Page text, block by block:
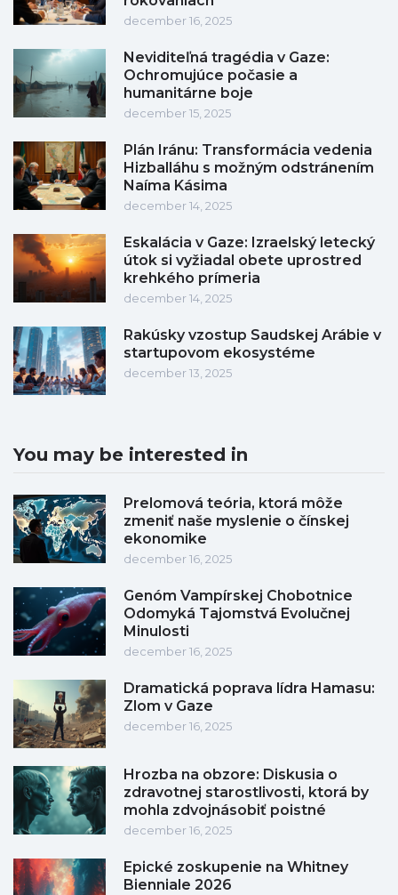
december 16, 2025
Neviditeľná tragédia v Gaze:
Ochromujúce počasie a
humanitárne boje
december 15, 2025
Plán Iránu: Transformácia vedenia
Hizballáhu s možným odstránením
Naíma Kásima
december 14, 2025
Eskalácia v Gaze: Izraelský letecký
útok si vyžiadal obete uprostred
krehkého prímeria
december 14, 2025
Rakúsky vzostup Saudskej Arábie v
startupovom ekosystéme
december 13, 2025
You may be interested in
Prelomová teória, ktorá môže
zmeniť naše myslenie o čínskej
ekonomike
december 16, 2025
Genóm Vampírskej Chobotnice
Odomyká Tajomstvá Evolučnej
Minulosti
december 16, 2025
Dramatická poprava lídra Hamasu:
Zlom v Gaze
december 16, 2025
Hrozba na obzore: Diskusia o
zdravotnej starostlivosti, ktorá by
mohla zdvojnásobiť poistné
december 16, 2025
Epické zoskupenie na Whitney
Bienniale 2026